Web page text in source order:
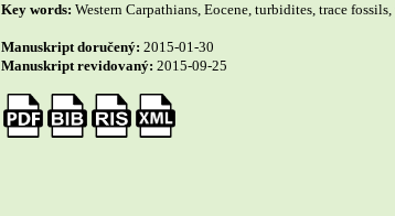
Key words: Western Carpathians, Eocene, turbidites, trace
Manuskript doručený: 2015-01-30
Manuskript revidovaný: 2015-09-25